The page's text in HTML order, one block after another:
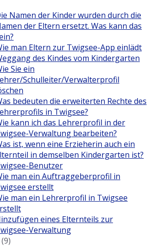
Namen der Kinder wurden durch die
der Eltern ersetzt. Was kann das
man Eltern zur Twigsee-App einlädt
des Kindes vom Kindergarten
Sie ein
Schulleiter/Verwalterprofil
bedeuten die erweiterten Rechte des
in Twigsee?
kann ich das Lehrerprofil in der
Verwaltung bearbeiten?
ist, wenn eine Erzieherin auch ein
in demselben Kindergarten ist?
Benutzer
man ein Auftraggeberprofil in
erstellt
man ein Lehrerprofil in Twigsee
eines Elternteils zur
Verwaltung
(9)